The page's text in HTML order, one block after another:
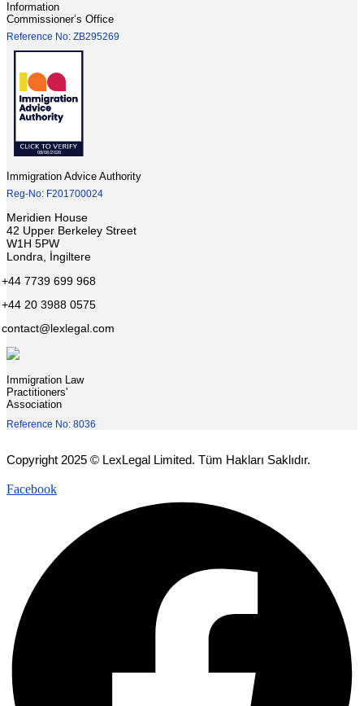
Information
Commissioner’s Office
Reference No: ZB295269
Immigration Advice Authority
Reg-No: F201700024
Meridien House
42 Upper Berkeley Street
W1H 5PW
Londra, İngiltere
+44 7739 699 968
+44 20 3988 0575
contact@lexlegal.com
Immigration Law
Practitioners'
Association
Reference No: 8036
Copyright 2025 © LexLegal Limited. Tüm Hakları Saklıdır.
Facebook